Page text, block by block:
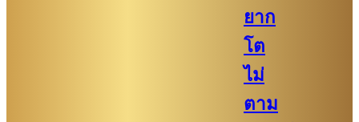
ยาก
โต
ไม่
ตาม